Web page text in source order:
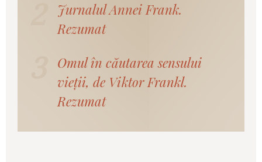
Jurnalul Annei Frank.
Rezumat
Omul în căutarea sensului
vieții, de Viktor Frankl.
Rezumat